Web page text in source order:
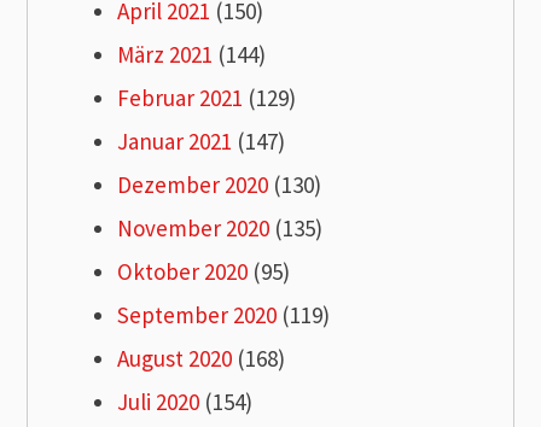
April 2021 (150)
März 2021 (144)
Februar 2021 (129)
Januar 2021 (147)
Dezember 2020 (130)
November 2020 (135)
Oktober 2020 (95)
September 2020 (119)
August 2020 (168)
Juli 2020 (154)